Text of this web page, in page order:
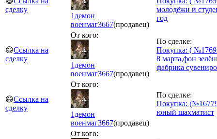
сделку
1демон
военмаг3667(продавец)
молодёжи и
год
😄Ссылка на
сделку
От кого:
1демон
военмаг3667(продавец)
По сделке:
Покупка: (
8 марта,фон
фабрика
😄Ссылка на
сделку
От кого:
1демон
военмаг3667(продавец)
По сделке:
Покупка:
юный шахматист
От кого: